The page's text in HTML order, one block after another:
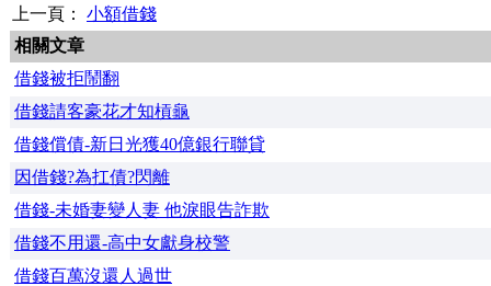
上一頁： 小額借錢
相關文章
借錢被拒鬧翻
借錢請客豪花才知槓龜
借錢償債-新日光獲40億銀行聯貸
因借錢?為扛債?閃離
借錢-未婚妻變人妻 他淚眼告詐欺
借錢不用還-高中女獻身校警
借錢百萬沒還人過世